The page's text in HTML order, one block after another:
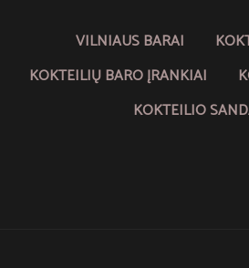
VILNIAUS BARAI
KOKTEILIŲ BARO ĮRANKIAI
KOKTEILIO